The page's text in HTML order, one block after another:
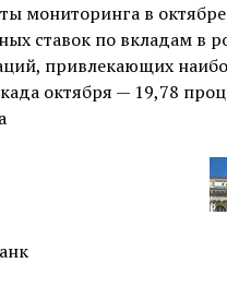
мониторинга в
ставок по вкладам в
привлекающих
октября — 19,78